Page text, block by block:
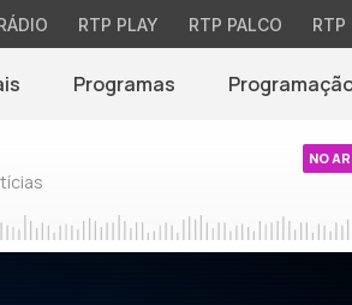
RTP PLAY RTP PALCO RTP
Programas
NO AR